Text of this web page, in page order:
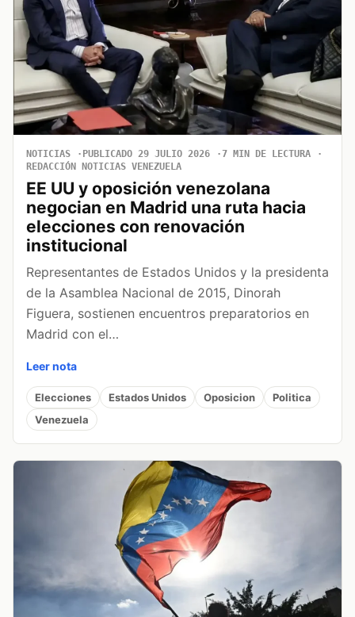
NOTICIAS PUBLICADO 29 JULIO 2026
7 MIN DE LECTURA
REDACCIÓN NOTICIAS VENEZUELA
EE UU y oposición venezolana
negocian en Madrid una ruta hacia
elecciones con renovación
institucional
Representantes de Estados Unidos y la presidenta
de la Asamblea Nacional de 2015, Dinorah
Figuera, sostienen encuentros preparatorios en
Madrid con el…
Leer nota
Elecciones Estados Unidos Oposicion
Politica
Venezuela